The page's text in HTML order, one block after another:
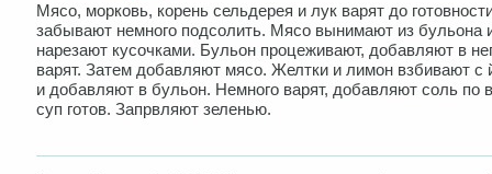
Мясо, морковь, корень сельдерея и лук варят до
забывают немного подсолить. Мясо вынимают из бульона
нарезают кусочками. Бульон процеживают, добавляют в
варят. Затем добавляют мясо. Желтки и лимон взбивают с
и добавляют в бульон. Немного варят, добавляют соль по
суп готов. Запрвляют зеленью.